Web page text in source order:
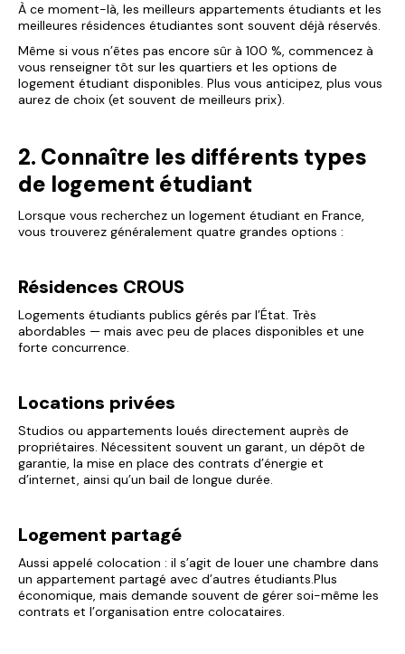
À ce moment-là, les meilleurs appartements étudiants et les
meilleures résidences étudiantes sont souvent déjà réservés.
Même si vous n’êtes pas encore sûr à 100 %, commencez à
vous renseigner tôt sur les quartiers et les options de
logement étudiant disponibles. Plus vous anticipez, plus vous
aurez de choix (et souvent de meilleurs prix).
2. Connaître les différents types
de logement étudiant
Lorsque vous recherchez un logement étudiant en France,
vous trouverez généralement quatre grandes options :
Résidences CROUS
Logements étudiants publics gérés par l’État. Très
abordables — mais avec peu de places disponibles et une
forte concurrence.
Locations privées
Studios ou appartements loués directement auprès de
propriétaires. Nécessitent souvent un garant, un dépôt de
garantie, la mise en place des contrats d’énergie et
d’internet, ainsi qu’un bail de longue durée.
Logement partagé
Aussi appelé colocation : il s’agit de louer une chambre dans
un appartement partagé avec d’autres étudiants.Plus
économique, mais demande souvent de gérer soi-même les
contrats et l’organisation entre colocataires.